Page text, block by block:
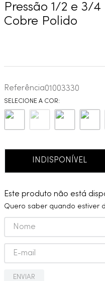
Pressão 1/2 e 3/
Cobre Polido
Referência01003330
INDISPONÍVEL
Este produto não está
Quero saber quando estiver
ENVIAR
5º
atlas
6º
perola
cobre escovado